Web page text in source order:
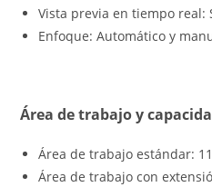
Vista previa en tiempo real:
Enfoque: Automático y
Área de trabajo y
Área de trabajo estándar:
Área de trabajo con